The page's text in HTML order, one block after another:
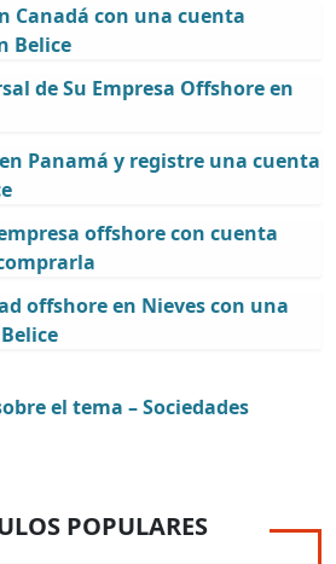
Canadá con una cuenta
Belice
de Su Empresa Offshore en
Panamá y registre una cuenta
offshore con cuenta
offshore en Nieves con una
el tema – Sociedades
POPULARES